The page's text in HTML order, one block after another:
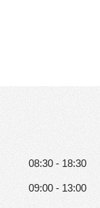
08:30 - 18:30
09:00 - 13:00